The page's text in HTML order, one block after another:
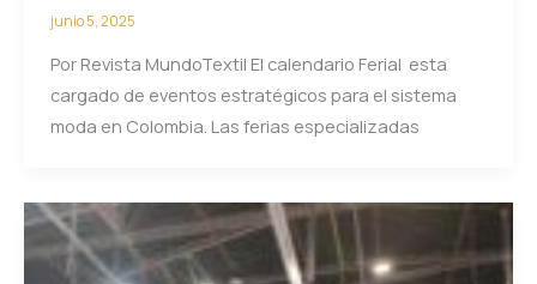
junio 5, 2025
Por Revista MundoTextil El calendario Ferial esta
cargado de eventos estratégicos para el sistema
moda en Colombia. Las ferias especializadas